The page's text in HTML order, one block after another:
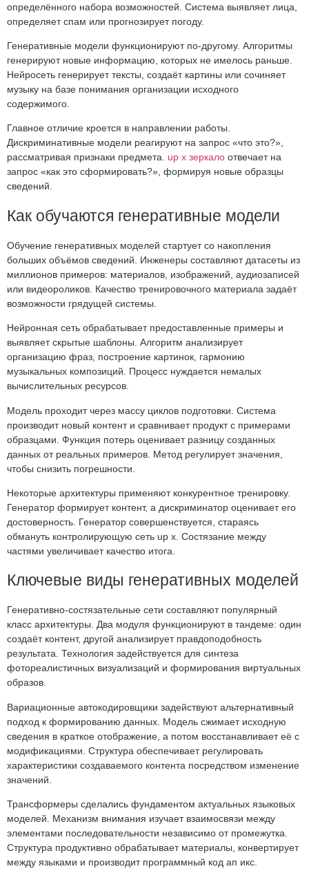
определённого набора возможностей. Система выявляет лица,
определяет спам или прогнозирует погоду.
Генеративные модели функционируют по-другому. Алгоритмы
генерируют новые информацию, которых не имелось раньше.
Нейросеть генерирует тексты, создаёт картины или сочиняет
музыку на базе понимания организации исходного
содержимого.
Главное отличие кроется в направлении работы.
Дискриминативные модели реагируют на запрос «что это?»,
рассматривая признаки предмета. up x зеркало отвечает на
запрос «как это сформировать?», формируя новые образцы
сведений.
Как обучаются генеративные модели
Обучение генеративных моделей стартует со накопления
больших объёмов сведений. Инженеры составляют датасеты из
миллионов примеров: материалов, изображений, аудиозаписей
или видеороликов. Качество тренировочного материала задаёт
возможности грядущей системы.
Нейронная сеть обрабатывает предоставленные примеры и
выявляет скрытые шаблоны. Алгоритм анализирует
организацию фраз, построение картинок, гармонию
музыкальных композиций. Процесс нуждается немалых
вычислительных ресурсов.
Модель проходит через массу циклов подготовки. Система
производит новый контент и сравнивает продукт с примерами
образцами. Функция потерь оценивает разницу созданных
данных от реальных примеров. Метод регулирует значения,
чтобы снизить погрешности.
Некоторые архитектуры применяют конкурентное тренировку.
Генератор формирует контент, а дискриминатор оценивает его
достоверность. Генератор совершенствуется, стараясь
обмануть контролирующую сеть up x. Состязание между
частями увеличивает качество итога.
Ключевые виды генеративных моделей
Генеративно-состязательные сети составляют популярный
класс архитектуры. Два модуля функционируют в тандеме: один
создаёт контент, другой анализирует правдоподобность
результата. Технология задействуется для синтеза
фотореалистичных визуализаций и формирования виртуальных
образов.
Вариационные автокодировщики задействуют альтернативный
подход к формированию данных. Модель сжимает исходную
сведения в краткое отображение, а потом восстанавливает её с
модификациями. Структура обеспечивает регулировать
характеристики создаваемого контента посредством изменение
значений.
Трансформеры сделались фундаментом актуальных языковых
моделей. Механизм внимания изучает взаимосвязи между
элементами последовательности независимо от промежутка.
Структура продуктивно обрабатывает материалы, конвертирует
между языками и производит программный код ап икс.